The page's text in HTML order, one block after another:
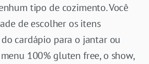
tipo de cozimento. Você
de escolher os itens
cardápio para o jantar ou
100% gluten free, o show,